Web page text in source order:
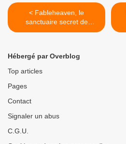
< Fableheaven, le
sanctuaire secret de
Brandon Mull
Hébergé par Overblog
Top articles
Pages
Contact
Signaler un abus
C.G.U.